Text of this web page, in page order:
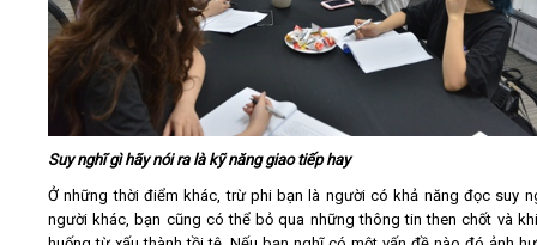
Suy nghĩ gì hãy nói ra là kỹ năng giao tiếp hay
Ở những thời điểm khác, trừ phi bạn là người có khả năng đọc suy
người khác, bạn cũng có thể bỏ qua những thông tin then chốt và